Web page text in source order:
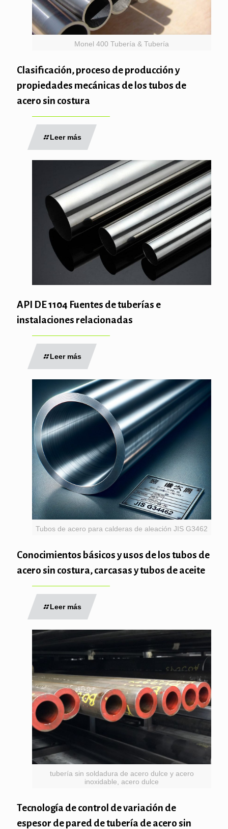
Monel 400 Tubería & Tubería
Clasificación, proceso de producción y
propiedades mecánicas de los tubos de
acero sin costura
Leer más
API DE 1104 Fuentes de tuberías e
instalaciones relacionadas
Leer más
Tubos de acero para calderas de aleación JIS G3462
Conocimientos básicos y usos de los tubos de
acero sin costura, carcasas y tubos de aceite
Leer más
tubería sin soldadura de acero dulce y acero
inoxidable, acero dulce
Tecnología de control de variación de
espesor de pared de tubería de acero sin